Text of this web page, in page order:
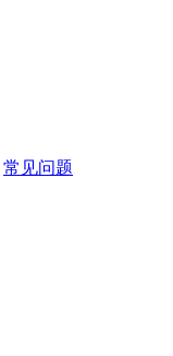
常见问题